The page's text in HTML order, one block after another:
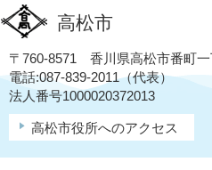
高松市
〒760-8571 香川県高松市番町一
電話:087-839-2011（代表）
法人番号1000020372013
高松市役所へのアクセス